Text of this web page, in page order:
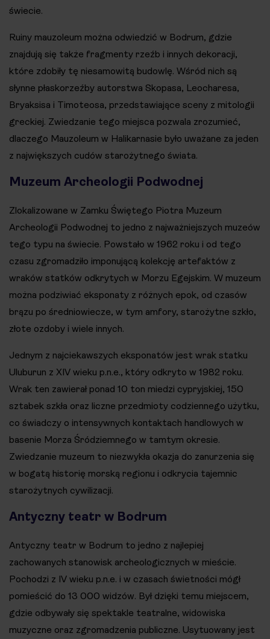
świecie.
Ruiny mauzoleum można odwiedzić w Bodrum, gdzie
znajdują się także fragmenty rzeźb i innych dekoracji,
które zdobiły tę niesamowitą budowlę. Wśród nich są
słynne płaskorzeźby autorstwa Skopasa, Leocharesa,
Bryaksisa i Timoteosa, przedstawiające sceny z mitologii
greckiej. Zwiedzanie tego miejsca pozwala zrozumieć,
dlaczego Mauzoleum w Halikarnasie było uważane za jeden
z największych cudów starożytnego świata​​.
Muzeum Archeologii Podwodnej
Zlokalizowane w Zamku Świętego Piotra Muzeum
Archeologii Podwodnej to jedno z najważniejszych muzeów
tego typu na świecie. Powstało w 1962 roku i od tego
czasu zgromadziło imponującą kolekcję artefaktów z
wraków statków odkrytych w Morzu Egejskim. W muzeum
można podziwiać eksponaty z różnych epok, od czasów
brązu po średniowiecze, w tym amfory, starożytne szkło,
złote ozdoby i wiele innych​.
Jednym z najciekawszych eksponatów jest wrak statku
Uluburun z XIV wieku p.n.e., który odkryto w 1982 roku.
Wrak ten zawierał ponad 10 ton miedzi cypryjskiej, 150
sztabek szkła oraz liczne przedmioty codziennego użytku,
co świadczy o intensywnych kontaktach handlowych w
basenie Morza Śródziemnego w tamtym okresie.
Zwiedzanie muzeum to niezwykła okazja do zanurzenia się
w bogatą historię morską regionu i odkrycia tajemnic
starożytnych cywilizacji​.
Antyczny teatr w Bodrum
Antyczny teatr w Bodrum to jedno z najlepiej
zachowanych stanowisk archeologicznych w mieście.
Pochodzi z IV wieku p.n.e. i w czasach świetności mógł
pomieścić do 13 000 widzów. Był dzięki temu miejscem,
gdzie odbywały się spektakle teatralne, widowiska
muzyczne oraz zgromadzenia publiczne. Usytuowany jest